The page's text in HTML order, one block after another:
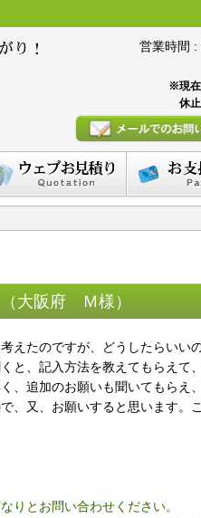
営業時間
※現在
休
大阪府 Ｍ様）
えたのですが、どうしたらいい
と、記入方法を教えてもらえて
、追加のお願いも聞いてもらえ
、又、お願いすると思います。
りとお問い合わせください。